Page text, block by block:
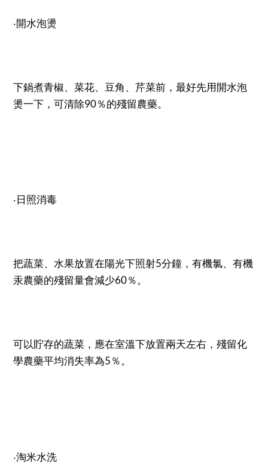
‧開水泡燙
下鍋煮青椒、菜花、豆角、芹菜前，最好先用開水泡
燙一下，可清除90％的殘留農藥。
‧日照消毒
把蔬菜、水果放置在陽光下照射5分鐘，有機氯、有機
汞農藥的殘留量會減少60％。
可以貯存的蔬菜，應在室溫下放置兩天左右，殘留化
學農藥平均消失率為5％。
‧淘米水洗